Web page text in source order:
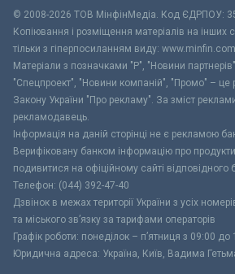
© 2008-2026 ТОВ МiнфiнМедiа. Код ЄДРПОУ:
Копіювання і розміщення матеріалів на інших
тільки з гіперпосиланням виду:
Матеріали з позначками "Р", "Новини
"Спецпроект", "Новини компаній", "Промо" – це
Закону України "Про рекламу". За зміст
рекламодавець.
Інформація на даній сторінці не є рекламою
Верифіковану банком інформацію про
подивитися на офіційному сайті відповідного
Телефон: (044) 392-47-40
Дзвінок в межах території України з усіх
та міського зв’язку за тарифами операторів
Графік роботи: понеділок – п’ятниця з 09:00 до
Юридична адреса: Україна, Київ, Вадима